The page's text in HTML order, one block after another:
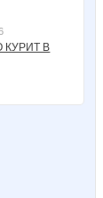
КУРИТ В